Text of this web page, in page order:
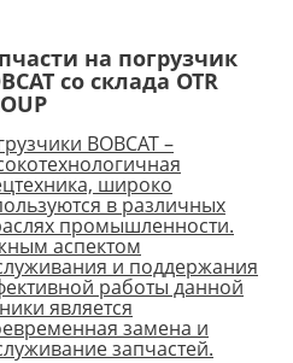
на погрузчик
со склада OTR
BOBCAT –
широко
в различных
промышленности.
аспектом
и поддержания
работы данной
является
замена и
запчастей.